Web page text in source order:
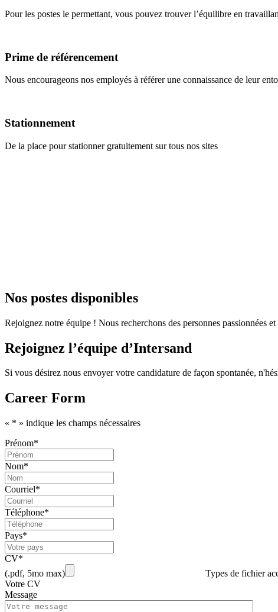
Pour les postes le permettant, vous pouvez trouver l’équilibre en
Prime de référencement
Nous encourageons nos employés à référer une connaissance de leur
Stationnement
De la place pour stationner gratuitement sur tous nos sites
Nos postes disponibles
Rejoignez notre équipe ! Nous recherchons des personnes passionnées
Rejoignez l’équipe d’Intersand
Si vous désirez nous envoyer votre candidature de façon spontanée,
Career Form
« * » indique les champs nécessaires
Prénom*
Nom*
Courriel*
Téléphone*
Pays*
CV*
Types de fichier
Message